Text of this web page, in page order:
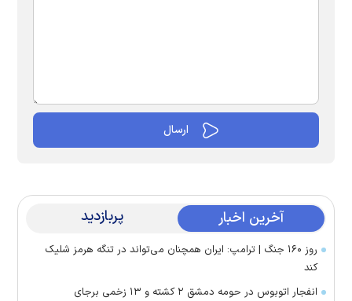
آخرین اخبار پربازدید
روز ۱۶۰ جنگ | ترامپ: ایران همچنان می‌تواند در تنگه هرمز شلیک
کند
انفجار اتوبوس در حومه دمشق ۲ کشته و ۱۳ زخمی برجای